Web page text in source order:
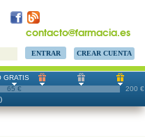
contacto@farmacia.es
CREAR CUENTA
200 €
GRATIS
65 €